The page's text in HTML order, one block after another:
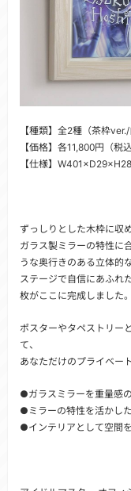
【種類】全2種（茶枠ver./
【価格】各11,800円（税込
【仕様】
ずっしりとした木枠に収
ガラス製ミラーの特性に
うな奥行きのある立体的
ステージで自信にあふれ
枚がここに完成しました。
ポスターやタペストリー
て、
あなただけのプライベー
●ガラスミラーを重量感
●ミラーの特性を活かし
●インテリアとして空間